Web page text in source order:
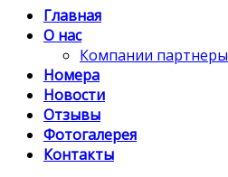
Главная
О нас
Компании партнеры
Номера
Новости
Отзывы
Фотогалерея
Контакты